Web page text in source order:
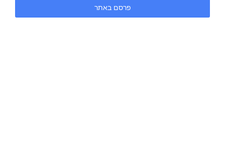
פרסם באתר